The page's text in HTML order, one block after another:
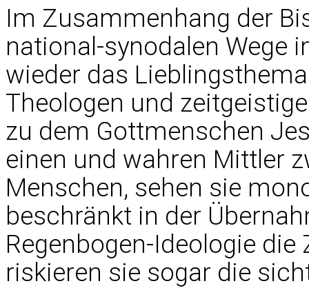
Im Zusammenhang der
national-synodalen Wege
wieder das
Theologen und
zu dem Gottmenschen
einen und wahren Mittler
Menschen, sehen sie
beschränkt in der
Regenbogen-Ideologie
riskieren sie sogar die